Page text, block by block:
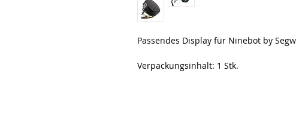
Passendes Display für Ninebot by
Verpackungsinhalt: 1 Stk.